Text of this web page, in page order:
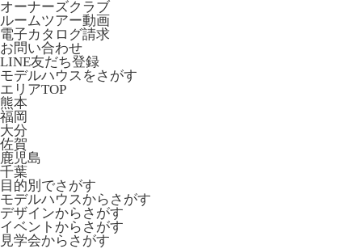
オーナーズクラブ
ルームツアー動画
電子カタログ請求
お問い合わせ
LINE友だち登録
モデルハウスをさがす
エリアTOP
熊本
福岡
大分
佐賀
鹿児島
千葉
目的別でさがす
モデルハウスからさがす
デザインからさがす
イベントからさがす
見学会からさがす